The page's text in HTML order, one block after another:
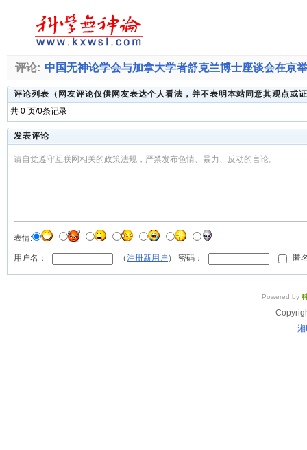
评论: 中国无神论学会与加拿大学者舒克兰博士座谈会在京
评论列表（网友评论仅供网友表达个人看法，并不表明本站同意其观点或
共 0 页/0条记录
发表评论
请自觉遵守互联网相关的政策法规，严禁发布色情、暴力、反动的言论。
表情:
用户名： （注册新用户 ） 密码： 匿
Powered by